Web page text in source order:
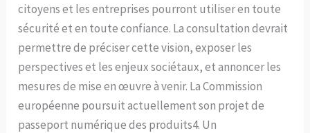
citoyens et les entreprises pourront utiliser en toute
sécurité et en toute confiance. La consultation devrait
permettre de préciser cette vision, exposer les
perspectives et les enjeux sociétaux, et annoncer les
mesures de mise en œuvre à venir. La Commission
européenne poursuit actuellement son projet de
passeport numérique des produits4. Un